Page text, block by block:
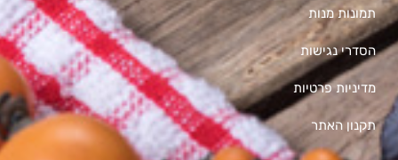
תמונות מנות
הסדרי נגישות
מדיניות פרטיות
תקנון האתר